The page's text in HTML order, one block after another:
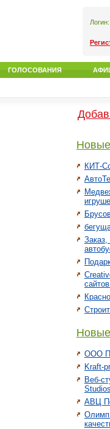
Логин:
ГОЛОСОВАНИЯ
КИТ-
Заказ,
Новые
ООО
Kraft-
Веб-
АВЦ
Олимп